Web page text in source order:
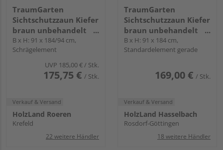
TraumGarten
Sichtschutzzaun Kiefer
braun unbehandelt
"SYSTEM NEO"
B x H: 91 x 184/94 cm,
Schrägelement
UVP 185,00 €/ Stk.
175,75 € / Stk.
Verkauf & Versand
HolzLand Roeren
Krefeld
22 weitere Händler
TraumGarten
Sichtschutzzaun Kiefer
braun unbehandelt
"SYSTEM HOLZ"
B x H: 91 x 184 cm,
Standardelement gerade
169,00 € / Stk.
Verkauf & Versand
HolzLand Hasselbach
Rosdorf-Göttingen
18 weitere Händler